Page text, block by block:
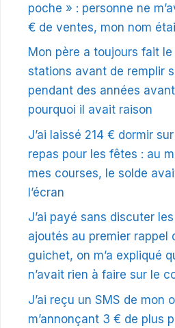
poche » : personne ne
€ de ventes, mon nom
Mon père a toujours fait
stations avant de remplir
pendant des années
pourquoi il avait raison
J’ai laissé 214 € dormir
repas pour les fêtes : au
mes courses, le solde
l’écran
J’ai payé sans discuter
ajoutés au premier rappel
guichet, on m’a expliqué
n’avait rien à faire sur le
J’ai reçu un SMS de mon
m’annonçant 3 € de plus